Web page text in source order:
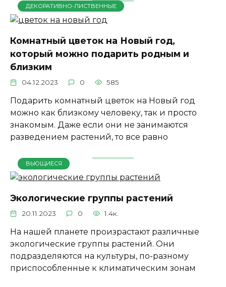
ДЕКОРАТИВНО-ЛИСТВЕННЫЕ
Комнатный цветок на Новый год,
который можно подарить родным и
близким
04.12.2023 0 585
Подарить комнатный цветок на Новый год
можно как близкому человеку, так и просто
знакомым. Даже если они не занимаются
разведением растений, то все равно
ВЬЮЩИЕСЯ
Экологические группы растений
20.11.2023 0 1.4к.
На нашей планете произрастают различные
экологические группы растений. Они
подразделяются на культуры, по-разному
приспособленные к климатическим зонам